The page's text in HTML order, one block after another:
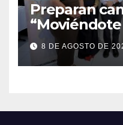
Preparan
Derechos
fortalecer la
protección
8 DE AGOSTO DE